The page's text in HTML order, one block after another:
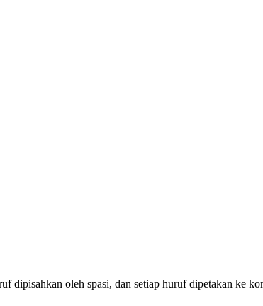
dipisahkan oleh spasi, dan setiap huruf dipetakan ke